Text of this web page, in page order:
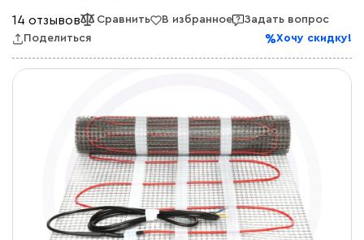
14 отзывов Сравнить В избранное
Задать вопрос
Поделиться
Хочу скидку!